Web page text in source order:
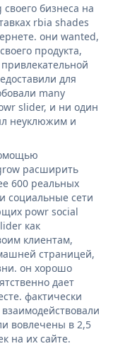
бизнеса на
rbia shades
они wanted,
продукта,
для
many
slider, и ни один
неуклюжим и
расширить
600 реальных
социальные сети
powr social
как
клиентам,
страницей,
он хорошо
дает
фактически
вовлечены в 2,5
на их сайте.